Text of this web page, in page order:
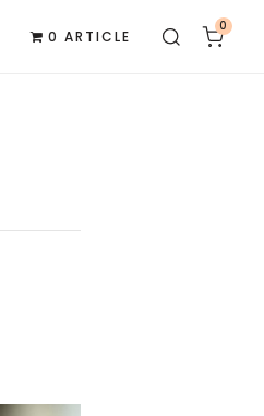
0 ARTICLE
0